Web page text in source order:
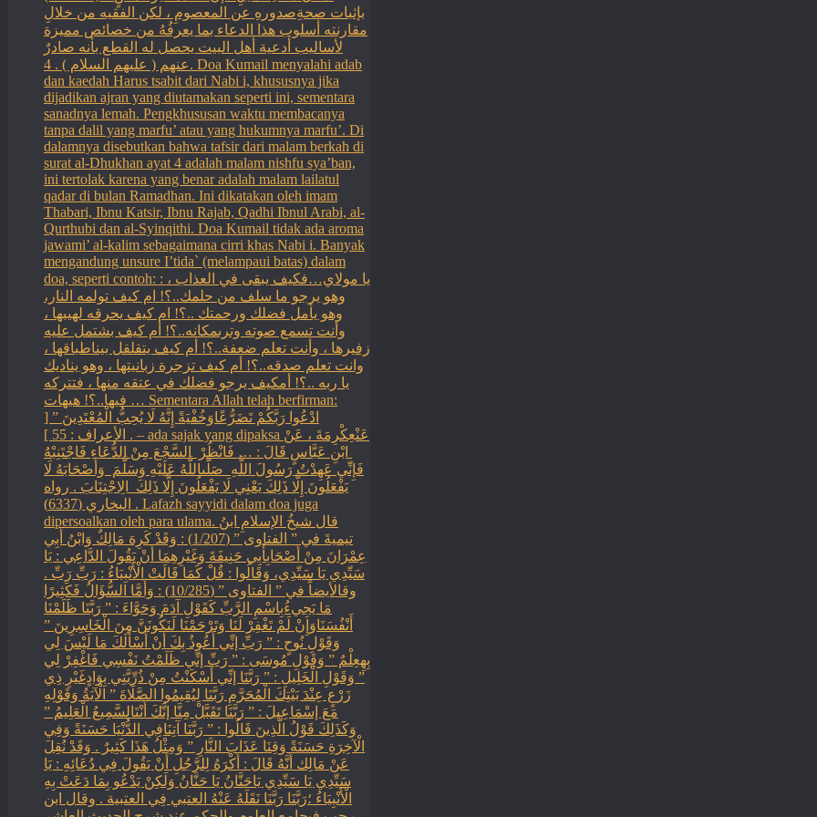
بإثبات صحةِصدورهِ عن المعصومِ ، لكن الفقيه من خلالِ
مقارنته أسلوب هذا الدعاء بما يعرفُهُ من خصائص مميزة
لأساليب أدعية أهل البيت يحصل له القطع بأنه صادرٌ
عنهم ( عليهم السلام ) . 4. Doa Kumail menyalahi adab
dan kaedah Harus tsabit dari Nabi i, khususnya jika
dijadikan ajran yang diutamakan seperti ini, sementara
sanadnya lemah. Pengkhususan waktu membacanya
tanpa dalil yang marfu’ atau yang hukumnya marfu’. Di
dalamnya disebutkan bahwa tafsir dari malam berkah di
surat al-Dhukhan ayat 4 adalah malam nishfu sya’ban,
ini tertolak karena yang benar adalah malam lailatul
qadar di bulan Ramadhan. Ini dikatakan oleh imam
Thabari, Ibnu Katsir, Ibnu Rajab, Qadhi Ibnul Arabi, al-
Qurthubi dan al-Syinqithi. Doa Kumail tidak ada aroma
jawami’ al-kalim sebagaimana cirri khas Nabi i. Banyak
mengandung unsure I’tida` (melampaui batas) dalam
doa, seperti contoh: : يا مولاي…فكيف يبقى في العذاب ،
وهو يرجو ما سلف من حلمك..؟! ام كيف تولمه النار،
وهو يأمل فضلك ورحمتك ..؟! ام كيف يحرقه لهيبها ،
وأنت تسمع صوته وترىمكانه..؟! أم كيف بشتمل عليه
زفيرها ، وأنت تعلم ضعفة..؟! أم كيف يتقلقل بيناطباقها ،
وانت تعلم صدقه..؟! أم كيف تزجرة زبانيتها ، وهو يناديك
يا ربه ..؟! أمكيف يرجو فضلك في عتقه منها ، فتتركه
فيها..؟! هيهات … Sementara Allah telah berfirman:
ادْعُوا رَبَّكُمْ تَضَرُّعًاوَخُفْيَةً إِنَّهُ لَا يُحِبُّ الْمُعْتَدِينَ ” [
الأعراف : 55 ] . – ada sajak yang dipaksa ‏عَنْ‏‏عِكْرِمَةَ ‏، ‏عَنْ
‏ ‏ابْنِ عَبَّاسٍ ‏‏قَالَ : … فَانْظُرْ ‏‏ السَّجْعَ ‏‏مِنْ الدُّعَاءِ فَاجْتَنِبْهُ
فَإِنِّي عَهِدْتُ رَسُولَ اللَّهِ ‏ ‏صَلَّىاللَّهُ عَلَيْهِ وَسَلَّمَ ‏ ‏وَأَصْحَابَهُ لَا
يَفْعَلُونَ إِلَّا ذَلِكَ ‏‏يَعْنِي لَا يَفْعَلُونَ إِلَّا ذَلِكَ ‏ ‏الِاجْتِنَابَ . رواه
البخاري (6337) . Lafazh sayyidi dalam doa juga
dipersoalkan oleh para ulama. قال شيخُ الإسلامِ ابنُ
تيميةَ في ” الفتاوى ” (1/207) : وَقَدْ كَرِهَ مَالِكٌ وَابْنُ أَبِي
عِمْرَانَ مِنْ أَصْحَابِأَبِي حَنِيفَةَ وَغَيْرِهِمَا أَنْ يَقُولَ الدَّاعِي : يَا
سَيِّدِي يَا سَيِّدِي، وَقَالُوا : قُلْ كَمَا قَالَتْ الْأَنْبِيَاءُ : رَبِّ رَبِّ .
وقالأيضاً في ” الفتاوى ” (10/285) : وَأَمَّا السُّؤَالُ فَكَثِيرًا
مَا يَجِيءُبِاسْمِ الرَّبِّ كَقَوْلِ آدَمَ وَحَوَّاءَ : ” رَبَّنَا ظَلَمْنَا
أَنْفُسَنَاوَإِنْ لَمْ تَغْفِرْ لَنَا وَتَرْحَمْنَا لَنَكُونَنَّ مِنَ الْخَاسِرِينَ ”
وَقَوْلِ نُوحٍ : ” رَبِّ إنِّي أَعُوذُ بِكَ أَنْ أَسْأَلَكَ مَا لَيْسَ لِي
بِهِعِلْمٌ ” وَقَوْلِ مُوسَى : ” رَبِّ إنِّي ظَلَمْتُ نَفْسِي فَاغْفِرْ لِي
” وَقَوْلِ الْخَلِيلِ : ” رَبَّنَا إنِّي أَسْكَنْتُ مِنْ ذُرِّيَّتِي بِوَادٍغَيْرِ ذِي
زَرْعٍ عِنْدَ بَيْتِكَ الْمُحَرَّمِ رَبَّنَا لِيُقِيمُوا الصَّلَاةَ ” الْآيَةُ وَقَوْلِهِ
مَعَ إسْمَاعِيلَ : ” رَبَّنَا تَقَبَّلْ مِنَّا إنَّكَ أَنْتَالسَّمِيعُ الْعَلِيمُ ”
وَكَذَلِكَ قَوْلُ الَّذِينَ قَالُوا : ” رَبَّنَا آتِنَافِي الدُّنْيَا حَسَنَةً وَفِي
الْآخِرَةِ حَسَنَةً وَقِنَا عَذَابَ النَّارِ ” وَمِثْلُ هَذَا كَثِيرٌ . وَقَدْ نُقِلَ
عَنْ مَالِك أَنَّهُ قَالَ : أَكْرَهُ لِلرَّجُلِ أَنْ يَقُولَ فِي دُعَائِهِ : يَا
سَيِّدِي يَا سَيِّدِي يَاحَنَّانُ يَا حَنَّانُ وَلَكِنْ يَدْعُو بِمَا دَعَتْ بِهِ
الْأَنْبِيَاءُ ؛رَبَّنَا رَبَّنَا نَقَلَهُ عَنْهُ العتبي فِي العتبية . وقال ابن